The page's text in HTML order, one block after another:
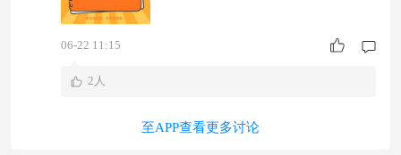
F发起联接A$$国泰中证A500ETF发起联接C$$国
泰中证A500ETF发起联接
06-22 11:15
2人
至APP查看更多讨论